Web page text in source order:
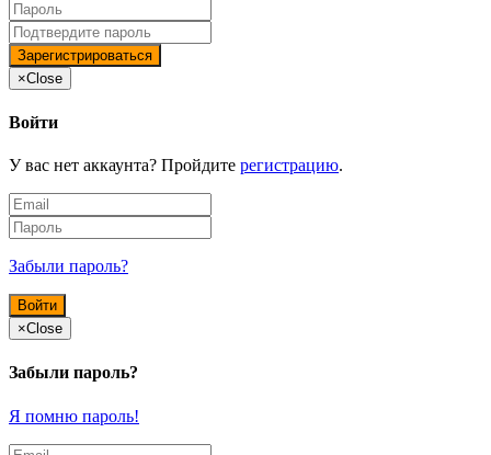
×Close
Войти
У вас нет аккаунта? Пройдите регистрацию.
Забыли пароль?
×Close
Забыли пароль?
Я помню пароль!